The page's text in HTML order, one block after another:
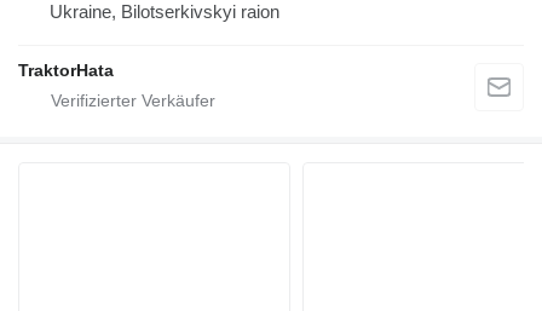
Ukraine, Bilotserkivskyi raion
TraktorHata